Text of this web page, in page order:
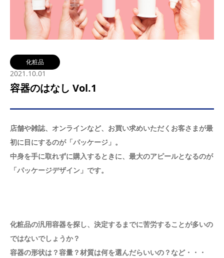
化粧品
2021.10.01
容器のはなし Vol.1
店舗や雑誌、オンラインなど、お買い求めいただくお客さまが最
初に目にするのが「パッケージ」。
中身を手に取れずに購入するときに、最大のアピールとなるのが
「パッケージデザイン」です。
化粧品の汎用容器を探し、決定するまでに苦労することが多いの
ではないでしょうか？
容器の形状は？容量？材質は何を選んだらいいの？など・・・